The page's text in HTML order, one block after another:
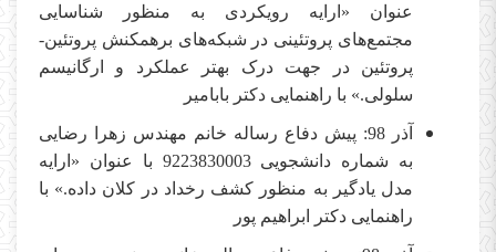
عنوان «ارایه رویکردی به منظور شناسایی
مجتمع‌های پروتئینی در شبکه‌های برهمکنش پروتئین-
پروتئین در جهت درک بهتر عملکرد و ارگانیسم
سلولی.» با راهنمایی دکتر بابامیر
آذر 98: پیش دفاع رساله خانم مهندس زهرا رضایی
به شماره دانشجویی 9223830003 با عنوان «ارایه
مدل یادگیر به منظور کشف رخداد در کلان داده.» با
راهنمایی دکتر ابراهیم پور